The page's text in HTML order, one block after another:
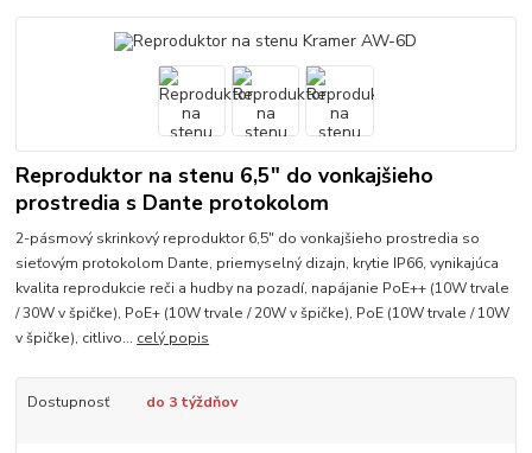
Reproduktor na stenu 6,5" do vonkajšieho
prostredia s Dante protokolom
2-pásmový skrinkový reproduktor 6,5" do vonkajšieho prostredia so
sieťovým protokolom Dante, priemyselný dizajn, krytie IP66, vynikajúca
kvalita reprodukcie reči a hudby na pozadí, napájanie PoE++ (10W trvale
/ 30W v špičke), PoE+ (10W trvale / 20W v špičke), PoE (10W trvale / 10W
v špičke), citlivo... celý popis
Dostupnosť do 3 týždňov